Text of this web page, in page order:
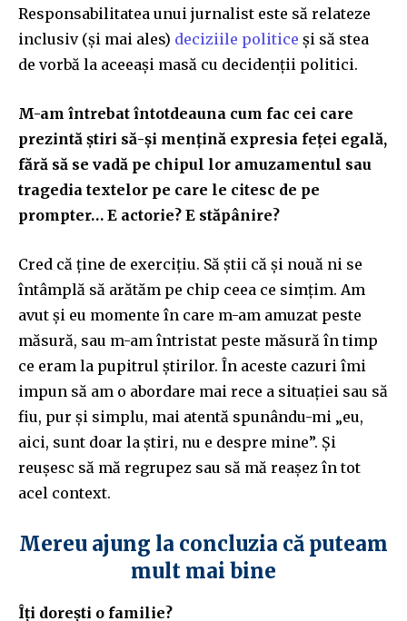
Responsabilitatea unui jurnalist este să relateze
inclusiv (și mai ales) deciziile politice și să stea
de vorbă la aceeași masă cu decidenții politici.
M-am întrebat întotdeauna cum fac cei care
prezintă știri să-și mențină expresia feței egală,
fără să se vadă pe chipul lor amuzamentul sau
tragedia textelor pe care le citesc de pe
prompter… E actorie? E stăpânire?
Cred că ține de exercițiu. Să știi că și nouă ni se
întâmplă să arătăm pe chip ceea ce simțim. Am
avut și eu momente în care m-am amuzat peste
măsură, sau m-am întristat peste măsură în timp
ce eram la pupitrul știrilor. În aceste cazuri îmi
impun să am o abordare mai rece a situației sau să
fiu, pur și simplu, mai atentă spunându-mi „eu,
aici, sunt doar la știri, nu e despre mine”. Și
reușesc să mă regrupez sau să mă reașez în tot
acel context.
Mereu ajung la concluzia că puteam
mult mai bine
Îți dorești o familie?